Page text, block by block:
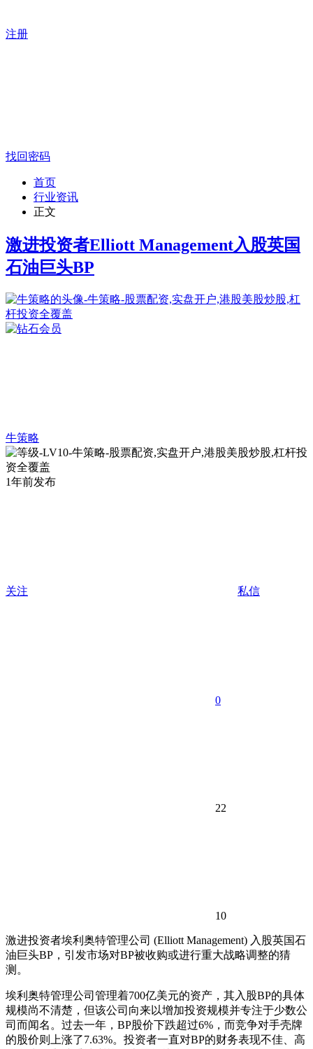
注册
找回密码
首页
行业资讯
正文
激进投资者Elliott Management入股英国
石油巨头BP
牛策略
1年前发布
关注 私信
0
22
10
激进投资者埃利奥特管理公司 (Elliott Management) 入股英国石
油巨头BP，引发市场对BP被收购或进行重大战略调整的猜
测。
埃利奥特管理公司管理着700亿美元的资产，其入股BP的具体
规模尚不清楚，但该公司向来以增加投资规模并专注于少数公
司而闻名。过去一年，BP股价下跌超过6%，而竞争对手壳牌
的股价则上涨了7.63%。投资者一直对BP的财务表现不佳、高